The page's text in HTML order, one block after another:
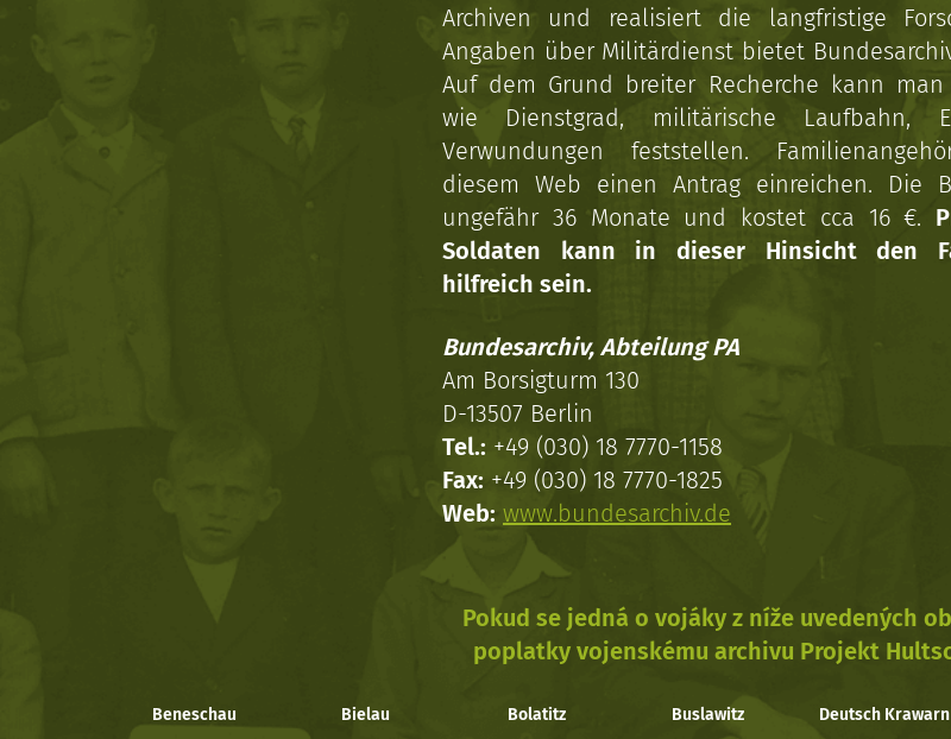
Archiven und realisiert die langfristige
Angaben über Militärdienst bietet
Auf dem Grund breiter Recherche kann man
wie Dienstgrad, militärische Laufbahn,
Verwundungen feststellen.
diesem Web einen Antrag einreichen. Die
ungefähr 36 Monate und kostet cca 16 €.
Soldaten kann in dieser Hinsicht den
hilfreich sein.
Bundesarchiv, Abteilung PA
Am Borsigturm 130
D-13507 Berlin
Tel.: +49 (030) 18 7770-1158
Fax: +49 (030) 18 7770-1825
Web: www.bundesarchiv.de
Pokud se jedná o vojáky z níže uvedených
poplatky vojenskému archivu Projekt
Beneschau Bielau Bolatitz Buslawitz Deutsch Krawarn